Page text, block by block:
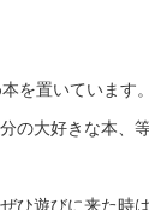
を置いています。
の大好きな本、等
ひ遊びに来た時